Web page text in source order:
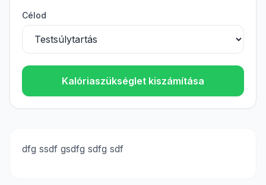
Célod
Kalóriaszükséglet kiszámítása
dfg ssdf gsdfg sdfg sdf